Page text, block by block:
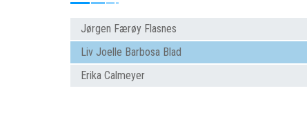
Jørgen Færøy Flasnes
Liv Joelle Barbosa Blad
Erika Calmeyer